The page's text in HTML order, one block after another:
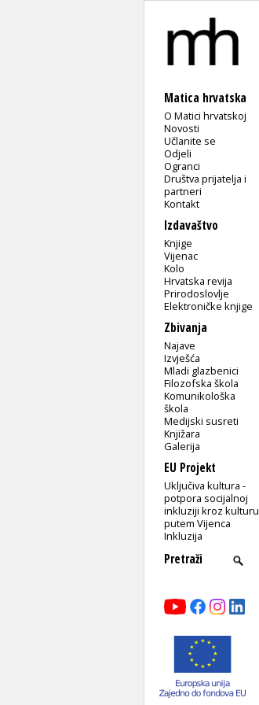
Matica hrvatska
O Matici hrvatskoj
Novosti
Učlanite se
Odjeli
Ogranci
Društva prijatelja i
partneri
Kontakt
Izdavaštvo
Knjige
Vijenac
Kolo
Hrvatska revija
Prirodoslovlje
Elektroničke knjige
Zbivanja
Najave
Izvješća
Mladi glazbenici
Filozofska škola
Komunikološka
škola
Medijski susreti
Knjižara
Galerija
EU Projekt
Uključiva kultura -
potpora socijalnoj
inkluziji kroz kulturu
putem Vijenca
Inkluzija